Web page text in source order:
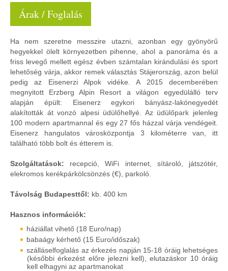
Árak / Foglalás
Ha nem szeretne messzire utazni, azonban egy gyönyörű
hegyekkel ölelt környezetben pihenne, ahol a panoráma és a
friss levegő mellett egész évben számtalan kirándulási és sport
lehetőség várja, akkor remek választás Stájerország, azon belül
pedig az Eisenerzi Alpok vidéke. A 2015 decemberében
megnyitott Erzberg Alpin Resort a világon egyedülálló terv
alapján épült: Eisenerz egykori bányász-lakónegyedét
alakították át vonzó alpesi üdülőhellyé. Az üdülőpark jelenleg
100 modern apartmannal és egy 27 fős házzal várja vendégeit.
Eisenerz hangulatos városközpontja 3 kilométerre van, itt
található több bolt és étterem is.
Szolgáltatások: recepció, WiFi internet, sítároló, játszótér,
elekromos kerékpárkölcsönzés (€), parkoló.
Távolság Budapesttől: kb. 400 km
Hasznos információk:
háziállat vihető (18 Euro/nap)
babaágy kérhető (15 Euro/időszak)
szálláselfoglalás az érkezés napján 15-18 óráig lehetséges
(későbbi érkezést előre jelezni kell), elutazáskor 10 óráig
kell elhagyni az apartmanokat